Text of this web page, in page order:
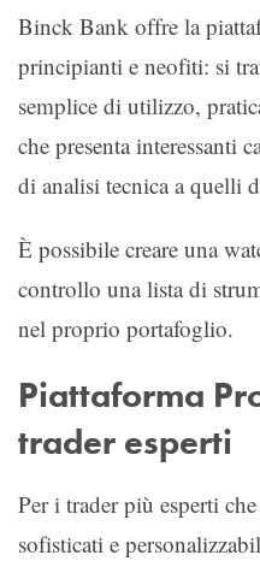
Binck Bank offre la
principianti e neofiti: si
semplice di utilizzo,
che presenta interessanti
di analisi tecnica a quelli
È possibile creare una
controllo una lista di
nel proprio portafoglio.
Piattaforma
trader esperti
Per i trader più esperti
sofisticati e